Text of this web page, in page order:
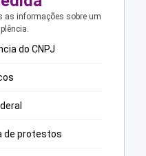
as informações sobre um
do CNPJ
de protestos